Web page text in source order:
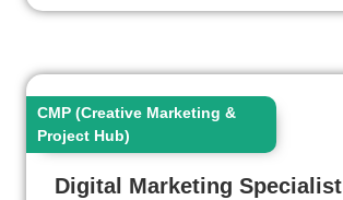
CMP (Creative Marketing &
Project Hub)
Digital Marketing Specialist